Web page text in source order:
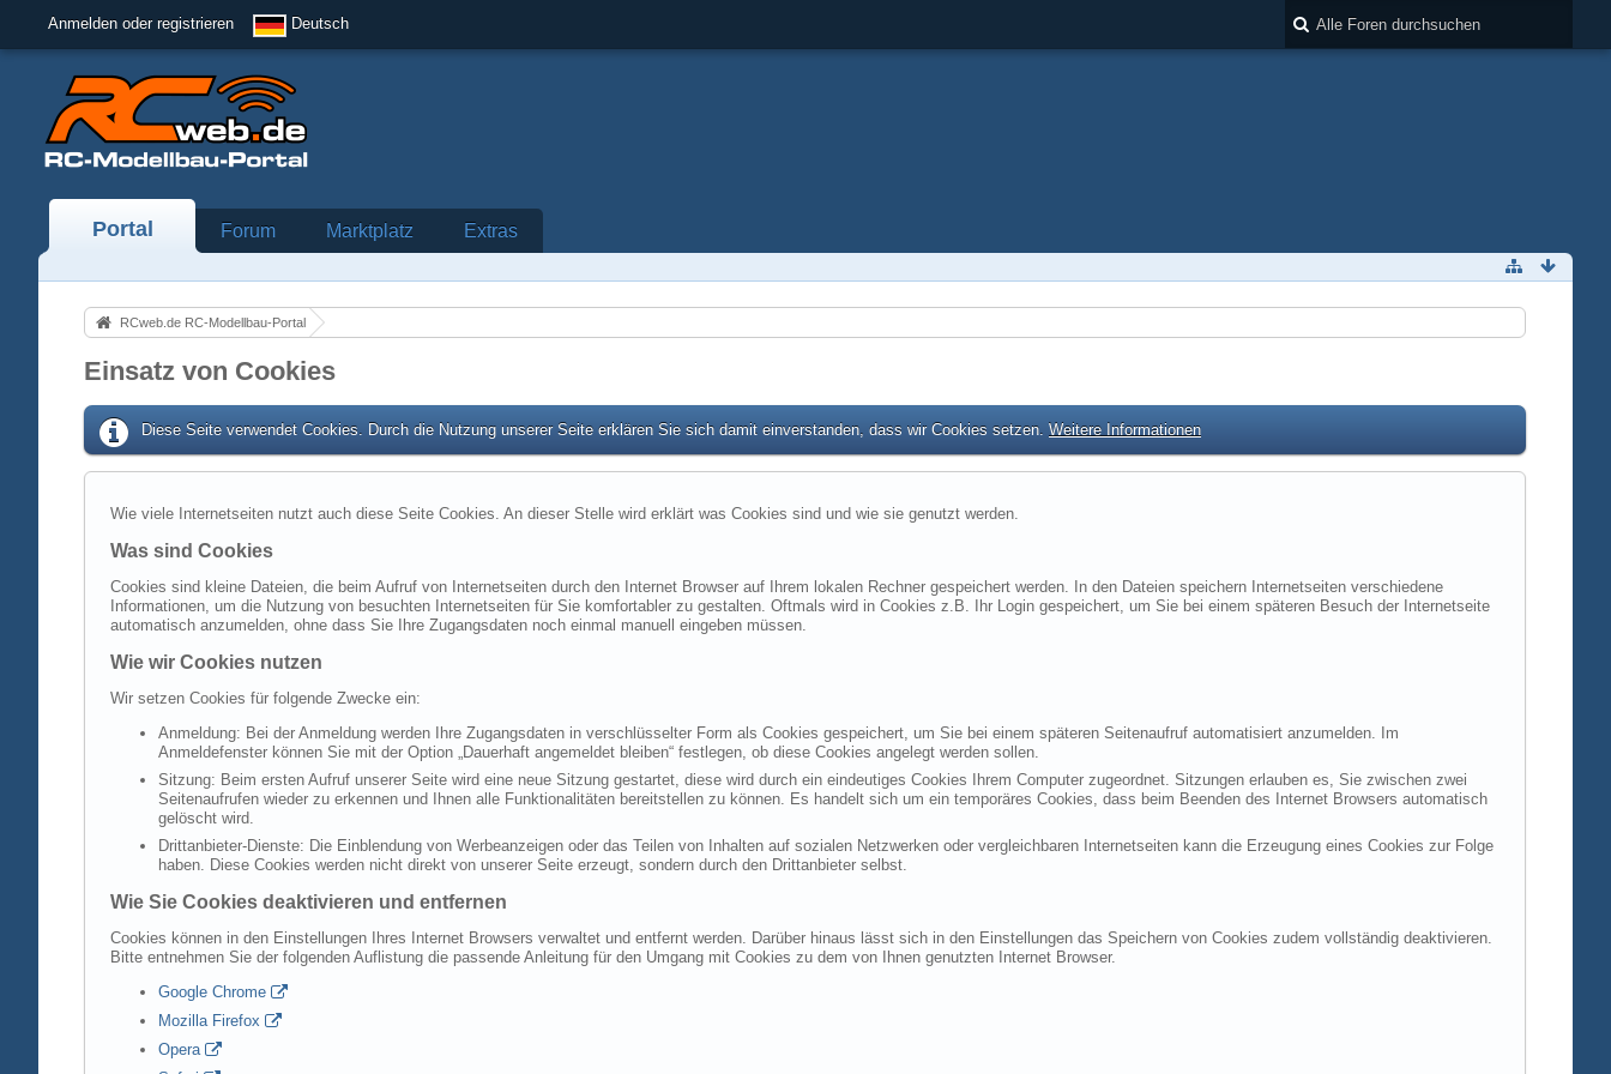
Anmelden oder registrieren Deutsch
Portal Forum Marktplatz Extras
RCweb.de RC-Modellbau-Portal
Einsatz von Cookies
Diese Seite verwendet Cookies. Durch die Nutzung unserer Seite erklären Sie sich damit einverstanden, dass wir Cookies setzen. Weitere Informationen
Wie viele Internetseiten nutzt auch diese Seite Cookies. An dieser Stelle wird erklärt was Cookies sind und wie sie genutzt werden.
Was sind Cookies
Cookies sind kleine Dateien, die beim Aufruf von Internetseiten durch den Internet Browser auf Ihrem lokalen Rechner gespeichert werden. In den Dateien speichern Internetseiten verschiedene
Informationen, um die Nutzung von besuchten Internetseiten für Sie komfortabler zu gestalten. Oftmals wird in Cookies z.B. Ihr Login gespeichert, um Sie bei einem späteren Besuch der Internetseite
automatisch anzumelden, ohne dass Sie Ihre Zugangsdaten noch einmal manuell eingeben müssen.
Wie wir Cookies nutzen
Wir setzen Cookies für folgende Zwecke ein:
Anmeldung: Bei der Anmeldung werden Ihre Zugangsdaten in verschlüsselter Form als Cookies gespeichert, um Sie bei einem späteren Seitenaufruf automatisiert anzumelden. Im
Anmeldefenster können Sie mit der Option „Dauerhaft angemeldet bleiben“ festlegen, ob diese Cookies angelegt werden sollen.
Sitzung: Beim ersten Aufruf unserer Seite wird eine neue Sitzung gestartet, diese wird durch ein eindeutiges Cookies Ihrem Computer zugeordnet. Sitzungen erlauben es, Sie zwischen zwei
Seitenaufrufen wieder zu erkennen und Ihnen alle Funktionalitäten bereitstellen zu können. Es handelt sich um ein temporäres Cookies, dass beim Beenden des Internet Browsers automatisch
gelöscht wird.
Drittanbieter-Dienste: Die Einblendung von Werbeanzeigen oder das Teilen von Inhalten auf sozialen Netzwerken oder vergleichbaren Internetseiten kann die Erzeugung eines Cookies zur Folge
haben. Diese Cookies werden nicht direkt von unserer Seite erzeugt, sondern durch den Drittanbieter selbst.
Wie Sie Cookies deaktivieren und entfernen
Cookies können in den Einstellungen Ihres Internet Browsers verwaltet und entfernt werden. Darüber hinaus lässt sich in den Einstellungen das Speichern von Cookies zudem vollständig deaktivieren.
Bitte entnehmen Sie der folgenden Auflistung die passende Anleitung für den Umgang mit Cookies zu dem von Ihnen genutzten Internet Browser.
Google Chrome
Mozilla Firefox
Opera